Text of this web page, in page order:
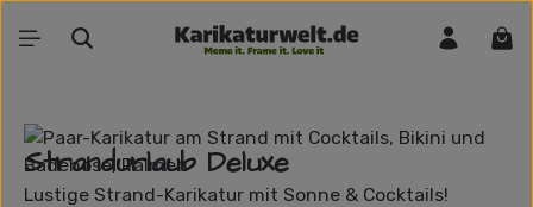
Zum Hauptinhalt springen
Bildergalerie überspringen
Strandurlaub Deluxe
Lustige Strand-Karikatur mit Sonne & Cocktails!